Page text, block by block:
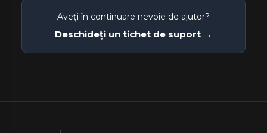
Aveți în continuare nevoie de ajutor?
Deschideți un tichet de suport →